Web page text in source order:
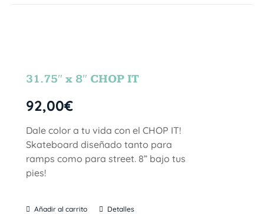
31.75″ x 8″ CHOP IT
92,00€
Dale color a tu vida con el CHOP IT!
Skateboard diseñado tanto para
ramps como para street. 8” bajo tus
pies!
Añadir al carrito Detalles